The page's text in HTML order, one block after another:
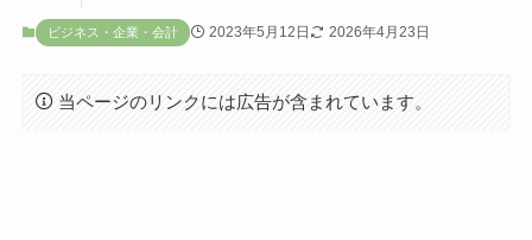
ビジネス・企業・会計 2023年5月12日 2026年4月23日
当ページのリンクには広告が含まれています。